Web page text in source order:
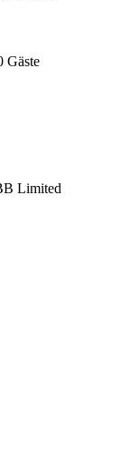
Gäste
Limited